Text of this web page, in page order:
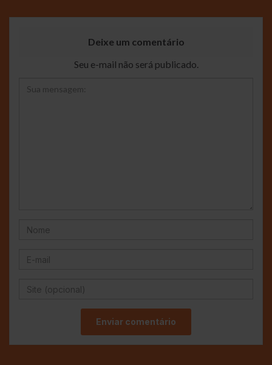
Deixe um comentário
Seu e-mail não será publicado.